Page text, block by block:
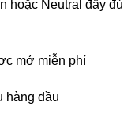
hoặc Neutral đầy đủ
mở miễn phí
hàng đầu